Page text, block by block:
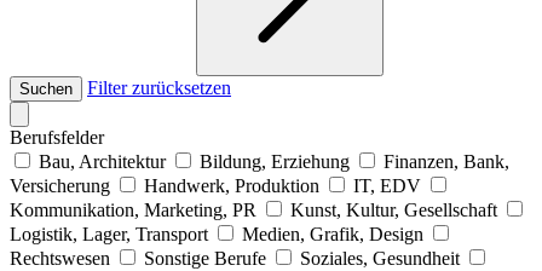
Suchen Filter zurücksetzen
Berufsfelder
Bau, Architektur
Bildung, Erziehung
Finanzen, Bank,
Versicherung
Handwerk, Produktion
IT, EDV
Kommunikation, Marketing, PR
Kunst, Kultur, Gesellschaft
Logistik, Lager, Transport
Medien, Grafik, Design
Rechtswesen
Sonstige Berufe
Soziales, Gesundheit